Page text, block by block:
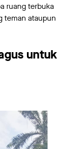
ruang terbuka
teman ataupun
untuk